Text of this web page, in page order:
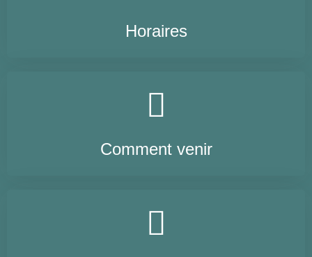
Horaires
Comment venir